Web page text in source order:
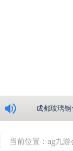
成都玻璃
当前位置： ag九游